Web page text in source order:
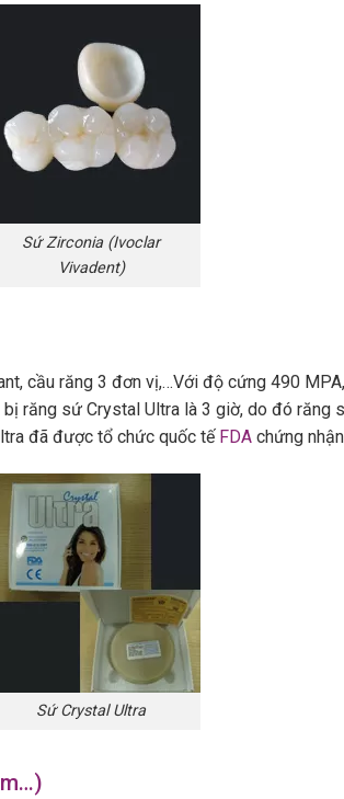
Sứ Zirconia (Ivoclar
Vivadent)
cầu răng 3 đơn vị,…Với độ cứng 490
răng sứ Crystal Ultra là 3 giờ, do đó răng
đã được tổ chức quốc tế FDAchứng
Sứ Crystal Ultra